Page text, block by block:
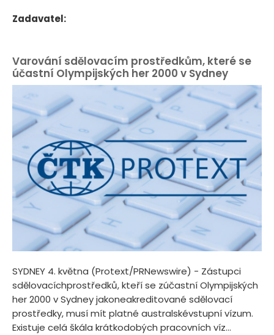
Zadavatel:
Varování sdělovacím prostředkům, které se
účastní Olympijských her 2000 v Sydney
SYDNEY 4. května (Protext/PRNewswire) - Zástupci
sdělovacíchprostředků, kteří se zúčastní Olympijských
her 2000 v Sydney jakoneakreditované sdělovací
prostředky, musí mít platné australskévstupní vízum.
Existuje celá škála krátkodobých pracovních víz...